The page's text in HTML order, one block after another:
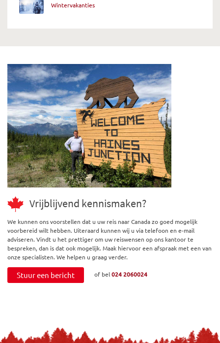
Wintervakanties
Vrijblijvend kennismaken?
We kunnen ons voorstellen dat u uw reis naar Canada zo goed mogelijk
voorbereid wilt hebben. Uiteraard kunnen wij u via telefoon en e-mail
adviseren. Vindt u het prettiger om uw reiswensen op ons kantoor te
bespreken, dan is dat ook mogelijk. Maak hiervoor een afspraak met een van
onze specialisten. We helpen u graag verder.
Stuur een bericht of bel024 2060024